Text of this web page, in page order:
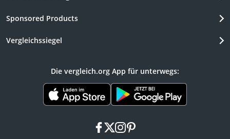
Sponsored Products
Vergleichssiegel
Die vergleich.org App für unterwegs:
facebook
x instagram
pinterest